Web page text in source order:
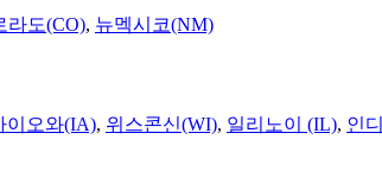
라도(CO), 뉴멕시코(NM)
이오와(IA), 위스콘신(WI), 일리노이 (IL), 인